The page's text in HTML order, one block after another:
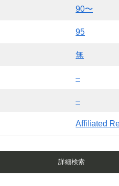
90〜
95
無
–
–
Affiliated
詳細検索